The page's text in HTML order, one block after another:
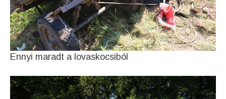
Ennyi maradt a lovaskocsiból